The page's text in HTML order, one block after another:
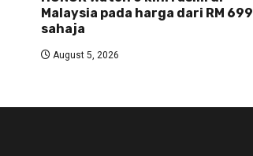
Malaysia pada harga dari RM 699
sahaja
August 5, 2026